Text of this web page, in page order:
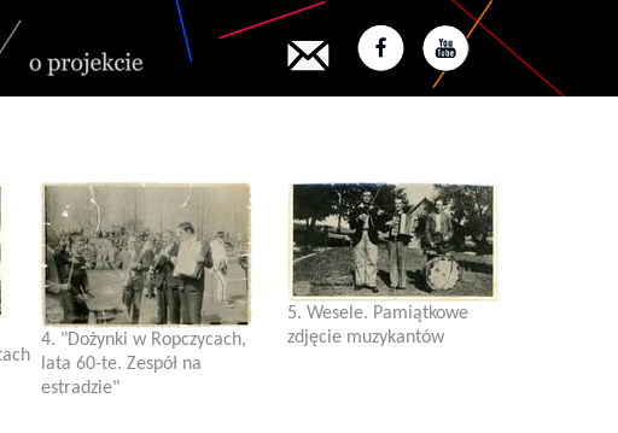
4. "Dożynki w Ropczycach,
lata 60-te. Zespół na
estradzie"
5. Wesele. Pamiątkowe
zdjęcie muzykantów